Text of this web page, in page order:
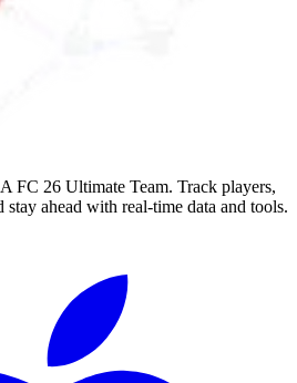
FC 26 Ultimate Team. Track players,
ahead with real-time data and tools.